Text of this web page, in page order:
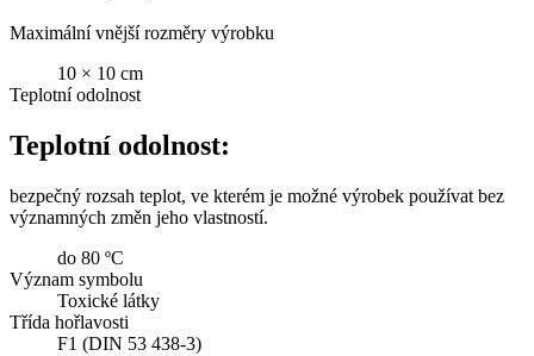
Maximální vnější rozměry výrobku
10 × 10 cm
Teplotní odolnost
Teplotní odolnost:
bezpečný rozsah teplot, ve kterém je možné výrobek používat bez
významných změn jeho vlastností.
do 80 ºC
Význam symbolu
Toxické látky
Třída hořlavosti
F1 (DIN 53 438-3)